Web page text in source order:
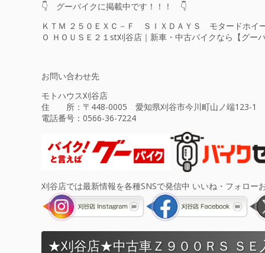
👇 グーバイクに掲載中です！！！ 👇
ＫＴＭ ２５０ＥＸＣ－Ｆ ＳＩＸＤＡＹＳ モタードホ
Ｏ ＨＯＵＳＥ２１st刈谷店｜新車・中古バイクなら【グー
お問い合わせ先
モトハウス刈谷店
住 所：〒448-0005 愛知県刈谷市今川町山ノ端123-1
電話番号： 0566-36-7224
刈谷店では最新情報を各種SNSで発信中 いいね・フォロー
★刈谷店★中古車Ｚ９００ＲＳ ＳＥ